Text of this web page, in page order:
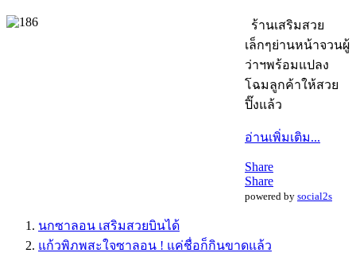
ร้านเสริมสวย
เล็กๆย่านหน้าจวนผู้
ว่าฯพร้อมแปลง
โฉมลูกค้าให้สวย
ปิ๊งแล้ว
อ่านเพิ่มเติม...
Share
Share
powered by social2s
นกซาลอน เสริมสวยบินได้
แก้วพิภพสะใจซาลอน ! แค่ชื่อก็กินขาดแล้ว